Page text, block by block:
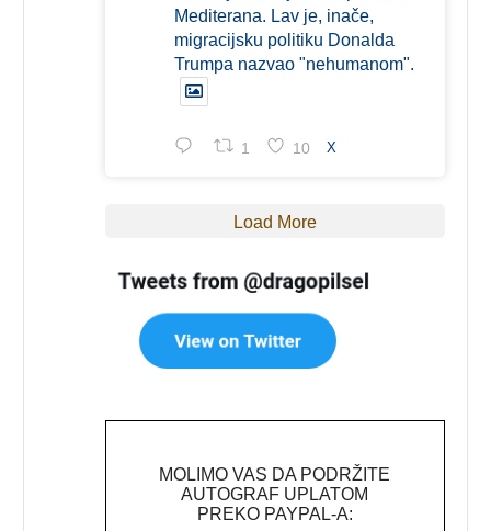
Mediterana. Lav je, inače,
migracijsku politiku Donalda
Trumpa nazvao "nehumanom".
1 10 X
Load More
MOLIMO VAS DA PODRŽITE
AUTOGRAF UPLATOM
PREKO PAYPAL-A: